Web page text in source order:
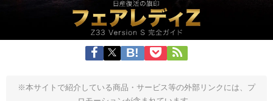
※本サイトで紹介している商品・サービス等の外部リンクには、プ